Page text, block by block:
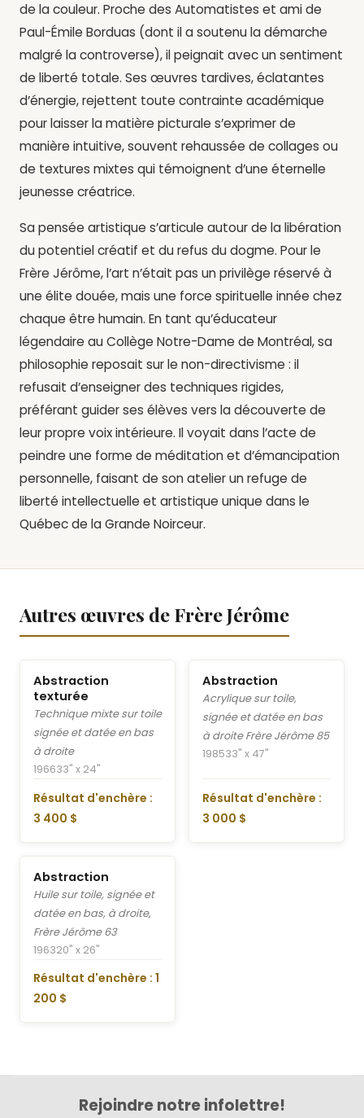
de la couleur. Proche des Automatistes et ami de
Paul-Émile Borduas (dont il a soutenu la démarche
malgré la controverse), il peignait avec un sentiment
de liberté totale. Ses œuvres tardives, éclatantes
d’énergie, rejettent toute contrainte académique
pour laisser la matière picturale s’exprimer de
manière intuitive, souvent rehaussée de collages ou
de textures mixtes qui témoignent d’une éternelle
jeunesse créatrice.
Sa pensée artistique s’articule autour de la libération
du potentiel créatif et du refus du dogme. Pour le
Frère Jérôme, l’art n’était pas un privilège réservé à
une élite douée, mais une force spirituelle innée chez
chaque être humain. En tant qu’éducateur
légendaire au Collège Notre-Dame de Montréal, sa
philosophie reposait sur le non-directivisme : il
refusait d’enseigner des techniques rigides,
préférant guider ses élèves vers la découverte de
leur propre voix intérieure. Il voyait dans l’acte de
peindre une forme de méditation et d’émancipation
personnelle, faisant de son atelier un refuge de
liberté intellectuelle et artistique unique dans le
Québec de la Grande Noirceur.
Autres œuvres de Frère Jérôme
Abstraction
texturée
Technique mixte sur toile
signée et datée en bas
à droite
196633" x 24"
Résultat d'enchère :
3 400 $
Abstraction
Acrylique sur toile,
signée et datée en bas
à droite Frère Jérôme 85
198533" x 47"
Résultat d'enchère :
3 000 $
Abstraction
Huile sur toile, signée et
datée en bas, à droite,
Frère Jérôme 63
196320" x 26"
Résultat d'enchère : 1
200 $
Rejoindre notre infolettre!